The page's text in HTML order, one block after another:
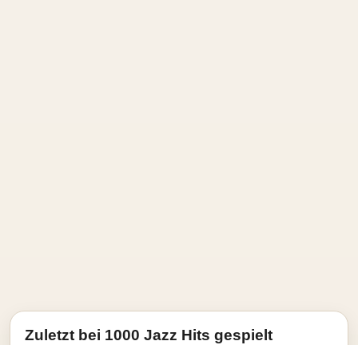
Zuletzt bei 1000 Jazz Hits gespielt